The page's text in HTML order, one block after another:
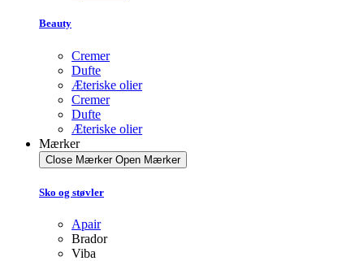
Beauty
Cremer
Dufte
Æteriske olier
Cremer
Dufte
Æteriske olier
Mærker
Close Mærker Open Mærker
Sko og støvler
Apair
Brador
Viba